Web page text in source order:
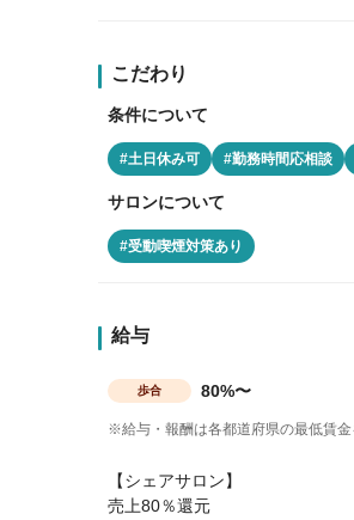
こだわり
条件について
#土日休み可 #勤務時間応相談
サロンについて
#受動喫煙対策あり
給与
歩合 80%〜
※給与・報酬は各都道府県の最低賃
【シェアサロン】
売上80％還元